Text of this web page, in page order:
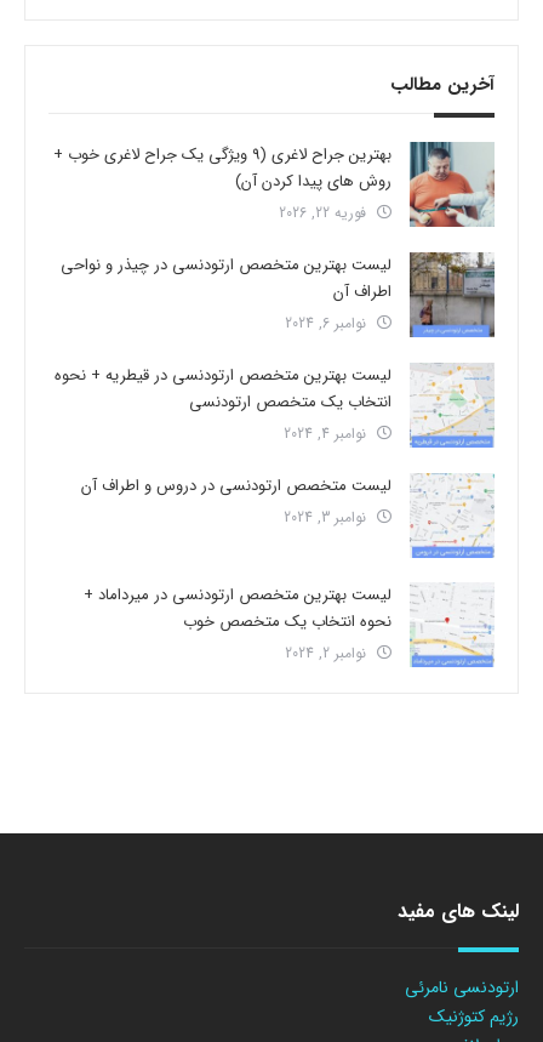
آخرین مطالب
بهترین جراح لاغری (9 ویژگی یک جراح لاغری خوب +
روش های پیدا کردن آن)
فوریه 22, 2026
لیست بهترین متخصص ارتودنسی در چیذر و نواحی
اطراف آن
نوامبر 6, 2024
لیست بهترین متخصص ارتودنسی در قیطریه + نحوه
انتخاب یک متخصص ارتودنسی
نوامبر 4, 2024
لیست متخصص ارتودنسی در دروس و اطراف آن
نوامبر 3, 2024
لیست بهترین متخصص ارتودنسی در میرداماد +
نحوه انتخاب یک متخصص خوب
نوامبر 2, 2024
لینک های مفید
ارتودنسی نامرئی
رژیم کتوژنیک